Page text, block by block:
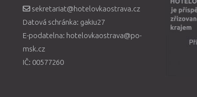
sekretariat@hotelovkaostrava.cz
Datová schránka: gakiu27
E-podatelna: hotelovkaostrava@po-
msk.cz
IČ: 00577260